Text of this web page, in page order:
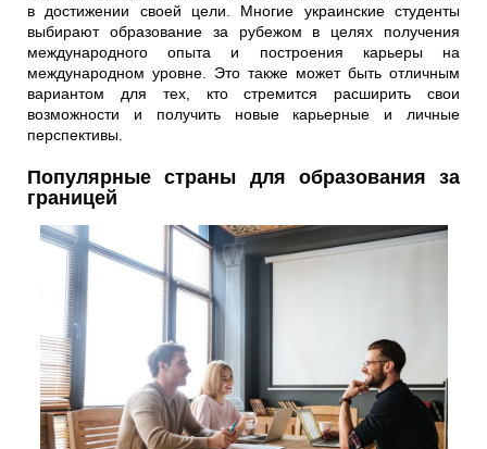
в достижении своей цели. Многие украинские студенты
выбирают образование за рубежом в целях получения
международного опыта и построения карьеры на
международном уровне. Это также может быть отличным
вариантом для тех, кто стремится расширить свои
возможности и получить новые карьерные и личные
перспективы.
Популярные страны для образования за
границей